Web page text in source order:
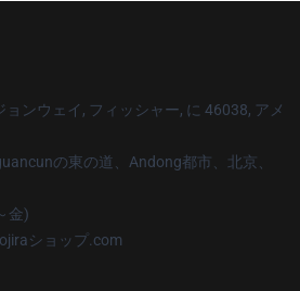
ョンウェイ, フィッシャー, に 46038, アメ
の東の道、Andong都市、北京、
金)
ショップ.com